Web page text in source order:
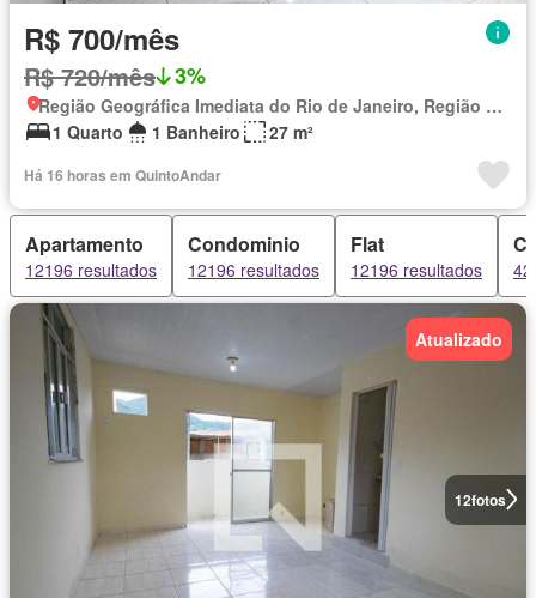
R$ 700/mês
R$ 720/mês 3%
Região Geográfica Imediata do Rio de Janeiro, Região Metropolitana do Rio de Janeiro
1 Quarto
1 Banheiro 27 m²
Há 16 horas em QuintoAndar
Apartamento
12196 resultados
Condominio
12196 resultados
Flat
12196 resultados
12fotos
Atualizado